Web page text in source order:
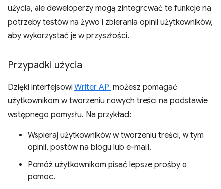
użycia, ale deweloperzy mogą zintegrować te funkcje na
potrzeby testów na żywo i zbierania opinii użytkowników,
aby wykorzystać je w przyszłości.
Przypadki użycia
Dzięki interfejsowi Writer API możesz pomagać
użytkownikom w tworzeniu nowych treści na podstawie
wstępnego pomysłu. Na przykład:
Wspieraj użytkowników w tworzeniu treści, w tym
opinii, postów na blogu lub e-maili.
Pomóż użytkownikom pisać lepsze prośby o
pomoc.